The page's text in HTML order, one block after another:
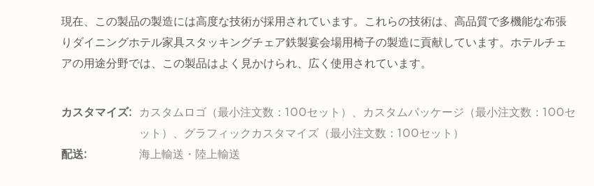
現在、この製品の製造には高度な技術が採用されています。これらの技術は、高品質で多機能な布張
りダイニングホテル家具スタッキングチェア鉄製宴会場用椅子の製造に貢献しています。ホテルチェ
アの用途分野では、この製品はよく見かけられ、広く使用されています。
カスタマイズ:
カスタムロゴ（最小注文数：100セット）、カスタムパッケージ（最小注文数：100セ
ット）、グラフィックカスタマイズ（最小注文数：100セット）
配送:
海上輸送・陸上輸送